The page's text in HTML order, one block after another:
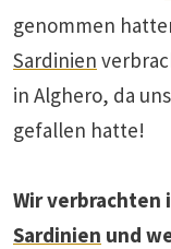
genommen
Sardinien
in Alghero, da
gefallen hatte!
Wir verbrachten
Sardinien und